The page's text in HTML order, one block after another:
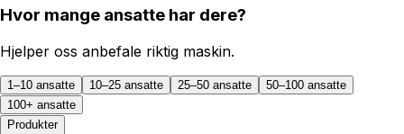
Hvor mange ansatte har dere?
Hjelper oss anbefale riktig maskin.
1–10 ansatte 10–25 ansatte 25–50 ansatte
50–100 ansatte
100+ ansatte
Produkter